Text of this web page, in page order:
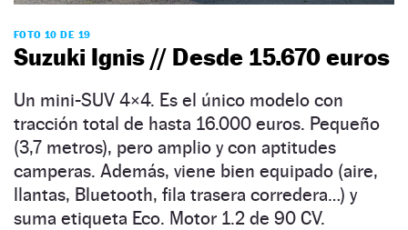
FOTO 10 DE 19
Suzuki Ignis // Desde 15.670 euros
Un mini-SUV 4×4. Es el único modelo con
tracción total de hasta 16.000 euros. Pequeño
(3,7 metros), pero amplio y con aptitudes
camperas. Además, viene bien equipado (aire,
llantas, Bluetooth, fila trasera corredera…) y
suma etiqueta Eco. Motor 1.2 de 90 CV.